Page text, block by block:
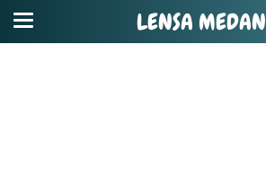
LENSA MEDAN